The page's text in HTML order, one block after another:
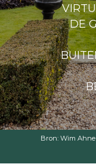
DE
Bron: Wim Ahne